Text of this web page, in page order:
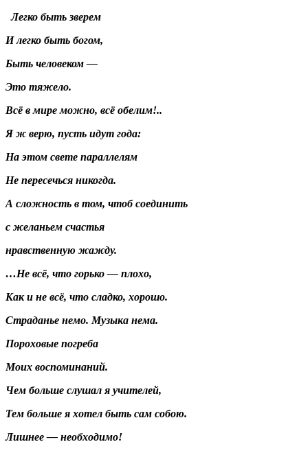
Легко быть зверем
И легко быть богом,
Быть человеком —
Это тяжело.
Всё в мире можно, всё обелим!..
Я ж верю, пусть идут года:
На этом свете параллелям
Не пересечься никогда.
А сложность в том, чтоб соединить
с желаньем счастья
нравственную жажду.
…Не всё, что горько — плохо,
Как и не всё, что сладко, хорошо.
Страданье немо. Музыка нема.
Пороховые погреба
Моих воспоминаний.
Чем больше слушал я учителей,
Тем больше я хотел быть сам собою.
Лишнее — необходимо!